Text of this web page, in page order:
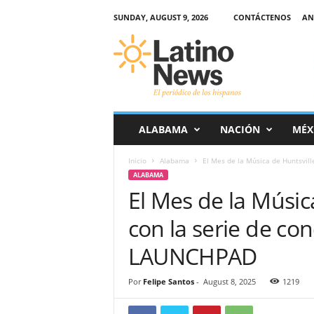
SUNDAY, AUGUST 9, 2026 CONTÁCTENOS
ó
ALABAMA NACIÓN
Inicio Alabama El Mes de la Música de
ALABAMA
El Mes de la
con la serie de
LAUNCHPAD
Por Felipe Santos- August 8, 2025 1219